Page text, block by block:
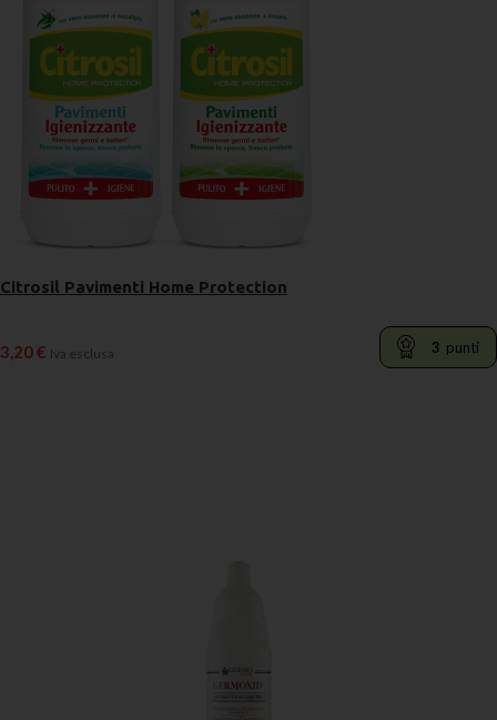
Citrosil Pavimenti Home Protection
3,20€ Iva esclusa 3 punti